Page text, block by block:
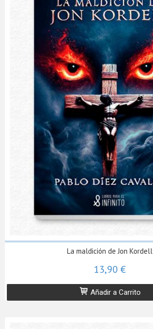
La maldición de Jon Kordell
13,90 €
Añadir a Carrito